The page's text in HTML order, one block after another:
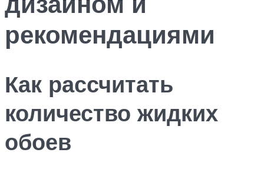
рекомендациями
Как рассчитать
количество жидких
обоев